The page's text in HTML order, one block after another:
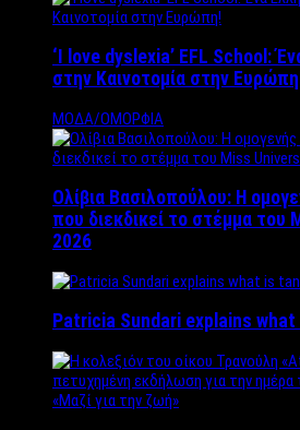
‘Ι love dyslexia’ EFL School:
στην Καινοτομία στην
ΜΟΔΑ/ΟΜΟΡΦΙΑ
Ολίβια Βασιλοπούλου: Η
που διεκδικεί το στέμμα του
2026
Patricia Sundari explains